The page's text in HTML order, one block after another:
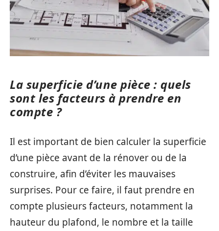
La superficie d’une pièce : quels
sont les facteurs à prendre en
compte ?
Il est important de bien calculer la superficie
d’une pièce avant de la rénover ou de la
construire, afin d’éviter les mauvaises
surprises. Pour ce faire, il faut prendre en
compte plusieurs facteurs, notamment la
hauteur du plafond, le nombre et la taille